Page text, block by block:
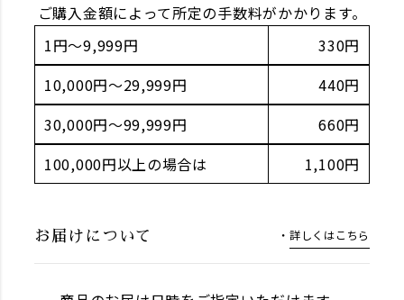
お届けについて 詳しくはこちら
ご購入金額によって所定の手数料がかかります。
1円～9,999円
330円
10,000円～29,999円
440円
30,000円～99,999円
660円
100,000円以上の場合は
1,100円